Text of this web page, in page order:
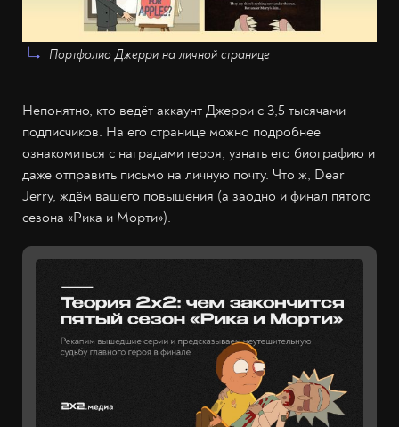
Портфолио Джерри на личной странице
Непонятно, кто ведёт аккаунт Джерри с 3,5 тысячами
подписчиков. На его странице можно подробнее
ознакомиться с наградами героя, узнать его биографию и
даже отправить письмо на личную почту. Что ж, Dear
Jerry, ждём вашего повышения (а заодно и финал пятого
сезона «Рика и Морти»).